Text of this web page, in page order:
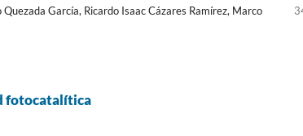
García, Ricardo Isaac Cázares Ramírez, Marco
fotocatalítica